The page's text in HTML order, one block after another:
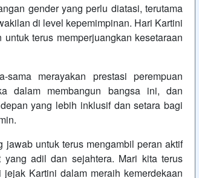
gender yang perlu diatasi, terutama
di level kepemimpinan. Hari Kartini
terus memperjuangkan kesetaraan
merayakan prestasi perempuan
dalam membangun bangsa ini, dan
yang lebih inklusif dan setara bagi
untuk terus mengambil peran aktif
adil dan sejahtera. Mari kita terus
Kartini dalam meraih kemerdekaan